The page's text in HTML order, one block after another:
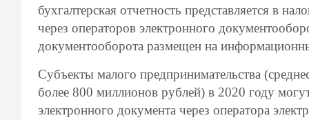
бухгалтерская отчетность представляется в
через операторов электронного
документооборота размещен на
Субъекты малого предпринимательства
более 800 миллионов рублей) в 2020 году
электронного документа через оператора